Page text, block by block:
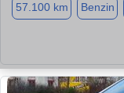
57.100 km Benzin